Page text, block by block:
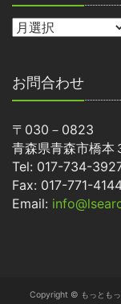
お問合わせ
〒030－0823
青森県青森市橋本
Tel: 017-734-
Fax: 017-771-
Email:
Copyright © もっともっ